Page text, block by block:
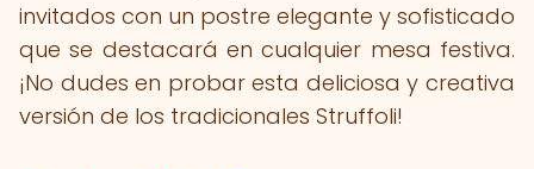
invitados con un postre elegante y sofisticado
que se destacará en cualquier mesa festiva.
¡No dudes en probar esta deliciosa y creativa
versión de los tradicionales Struffoli!